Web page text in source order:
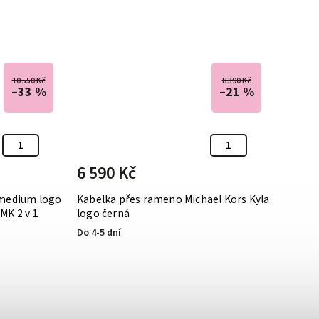
10 550 Kč
–33 %
logo
2 v 1
8 390 Kč
–21 %
Kabelka přes rameno Michael Kors Kyla
logo černá
Do 4-5 dní
6 590 Kč